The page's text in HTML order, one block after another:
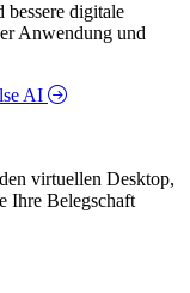
digitale
Anwendung und
AI
virtuellen Desktop,
Ihre Belegschaft